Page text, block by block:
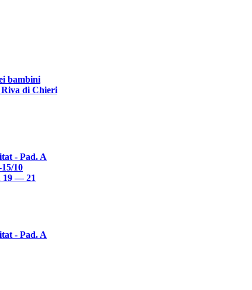
bambini
di Chieri
- Pad. A
10
19 — 21
- Pad. A